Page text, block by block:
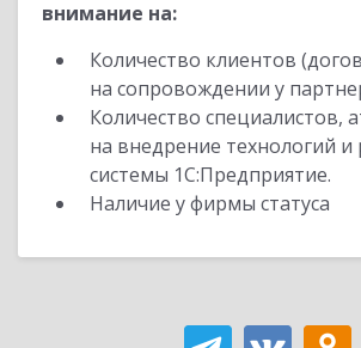
внимание на:
Количество клиентов
на сопровождении у
Количество специалистов,
на внедрение технологий
системы 1С:Предприятие.
Наличие у фирмы статуса